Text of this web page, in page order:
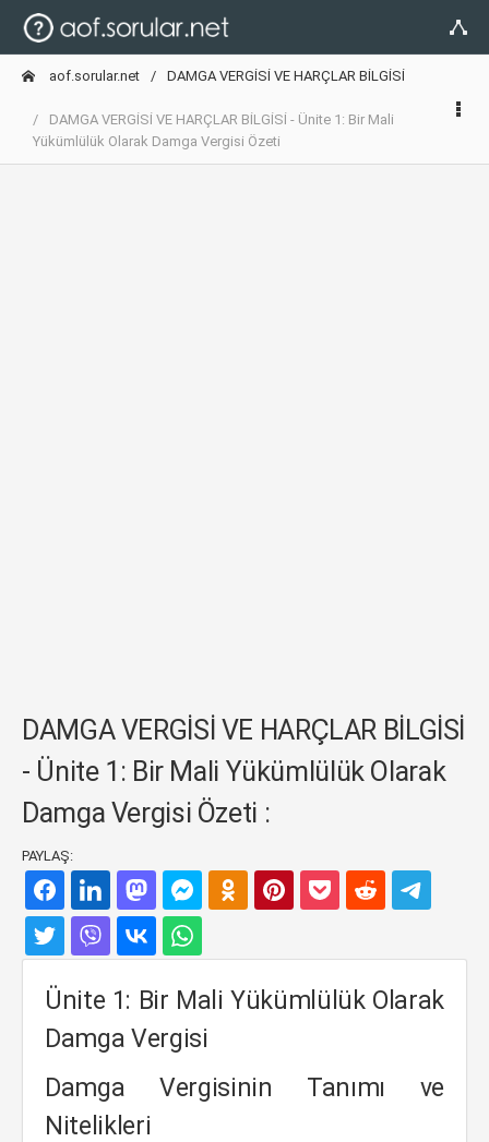
aof.sorular.net DAMGA VERGİSİ VE HARÇLAR BİLGİSİ
DAMGA VERGİSİ VE HARÇLAR BİLGİSİ - Ünite 1: Bir Mali
Yükümlülük Olarak Damga Vergisi Özeti
DAMGA VERGİSİ VE HARÇLAR BİLGİSİ
- Ünite 1: Bir Mali Yükümlülük Olarak
Damga Vergisi Özeti :
PAYLAŞ:
Ünite 1: Bir Mali Yükümlülük Olarak
Damga Vergisi
Damga Vergisinin Tanımı ve
Nitelikleri